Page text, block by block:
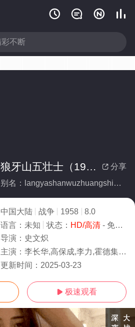
   
 分享
狼牙山五壮士（1958）
别名：langyashanwuzhuangshi1958
中国大陆 战争 1958
8.0
语言： 未知 状态： HD/高清- 免费在线观看
导演： 史文炽
主演： 李长华,高保成,李力,霍德集,张怀志
更新时间： 2025-03-23
 极速观看